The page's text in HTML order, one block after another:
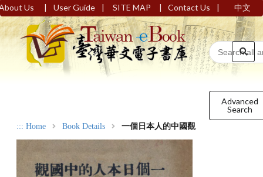
Us | User Guide | SITE MAP | Contact Us | 中文
Advanced
Search
::: Home Book Details 一個日本人的中國觀